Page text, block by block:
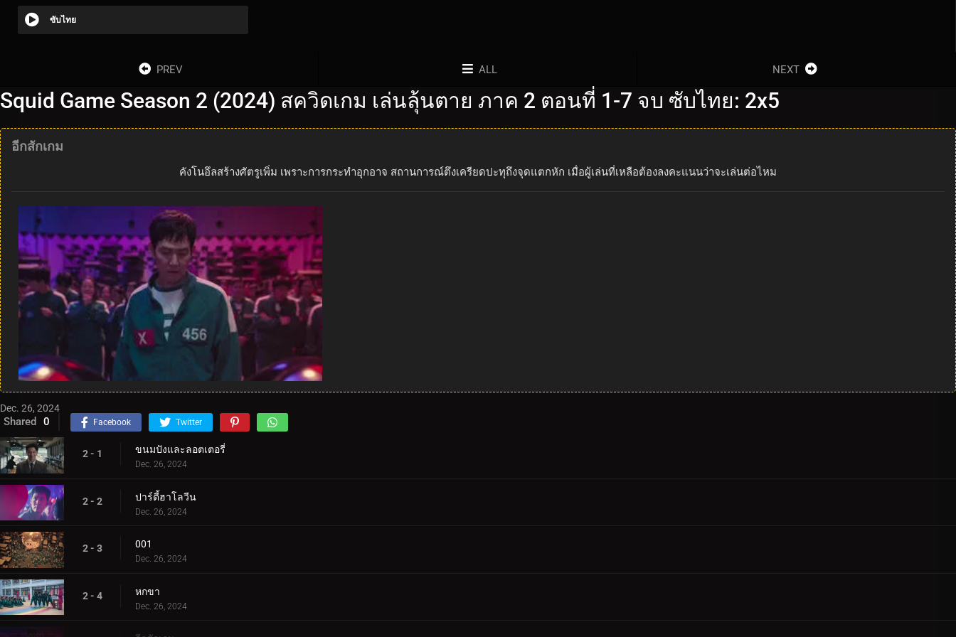
ซับไทย
PREV ALL NEXT
Squid Game Season 2 (2024) สควิดเกม เล่นลุ้นตาย ภาค 2 ตอนที่ 1-7 จบ ซับไทย: 2x5
อีกสักเกม
คังโนอึลสร้างศัตรูเพิ่ม เพราะการกระทำอุกอาจ สถานการณ์ตึงเครียดปะทุถึงจุดแตกหัก เมื่อผู้เล่นที่เหลือต้องลงคะแนนว่าจะเล่นต่อไหม
Dec. 26, 2024
Shared 0 Facebook Twitter
2 - 1 ขนมปังและลอตเตอรี่
Dec. 26, 2024
2 - 2 ปาร์ตี้ฮาโลวีน
Dec. 26, 2024
2 - 3 001
Dec. 26, 2024
2 - 4 หกขา
Dec. 26, 2024